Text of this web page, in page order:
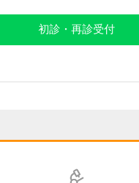
初診・再診受付